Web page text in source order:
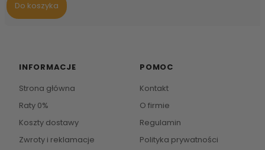
Do koszyka
INFORMACJE
Strona główna
Raty 0%
Koszty dostawy
Zwroty i reklamacje
POMOC
Kontakt
O firmie
Regulamin
Polityka prywatności